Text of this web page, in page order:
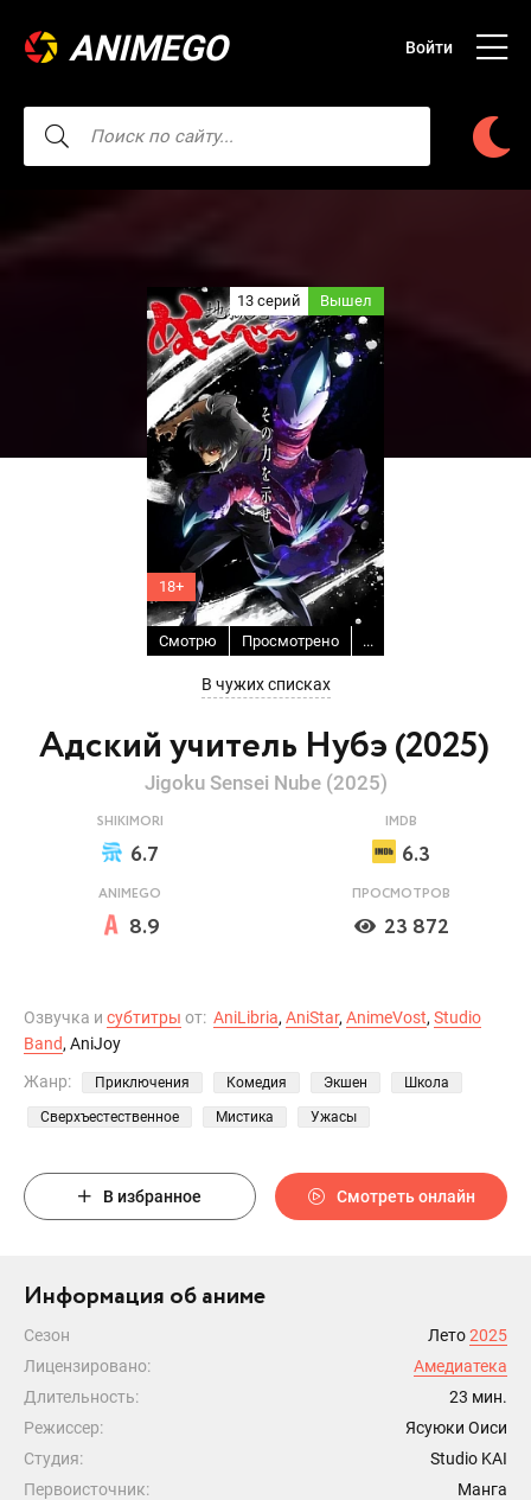
ANIMEGO Войти
Адский учитель Нубэ (2025)
13 серий Вышел
18+
Смотрю Просмотрено ...
В чужих списках
Jigoku Sensei Nube (2025)
SHIKIMORI
6.7
IMDB
6.3
ANIMEGO
8.9
ПРОСМОТРОВ
23 872
Озвучка и субтитры от: AniLibria, AniStar, AnimeVost, Studio
Band, AniJoy
Жанр:
Приключения Комедия Экшен Школа
Сверхъестественное Мистика Ужасы
В избранное Смотреть онлайн
Информация об аниме
Сезон Лето2025
Лицензировано:
Амедиатека
Длительность:
23 мин.
Режиссер:
Ясуюки Оиси
Студия:
Studio KAI
Первоисточник:
Манга